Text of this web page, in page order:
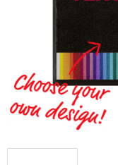
hviezdičiek.